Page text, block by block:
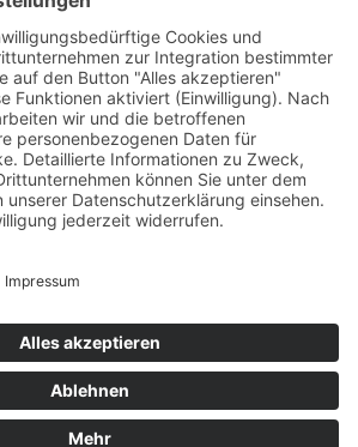
Teile in Erstausrüsterqualität nicht aber
originalen Teilenummern OEM und
lediglich der leichteren Zuordnung der